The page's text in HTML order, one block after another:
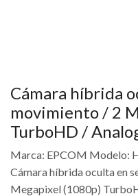
Cámara híbrida
movimiento / 2
TurboHD /
Marca: EPCOM Modelo:
Cámara híbrida oculta en
Megapixel (1080p)